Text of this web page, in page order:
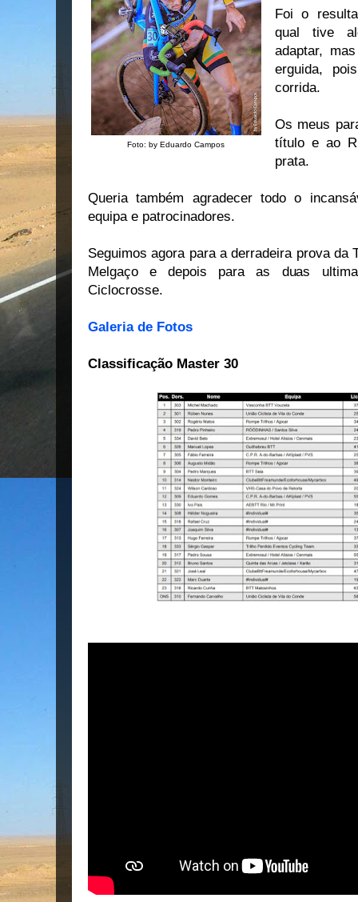
Foto: by Eduardo Campos
Foi o
qual tive
adaptar,
erguida,
corrida.
Os meus
título e ao
prata.
Queria também agradecer todo o
equipa e patrocinadores.
Seguimos agora para a derradeira prova da
Melgaço e depois para as duas
Ciclocrosse.
Galeria de Fotos
Classificação Master 30